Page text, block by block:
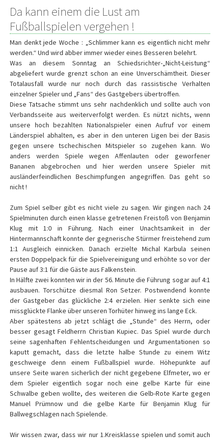
Da kann einem die Lust am
Fußballspielen vergehen !
Man denkt jede Woche : „Schlimmer kann es eigentlich nicht mehr
werden.“ Und wird abber immer wieder eines Besseren belehrt.
Was an diesem Sonntag an Schiedsrichter-„Nicht-Leistung“
abgeliefert wurde grenzt schon an eine Unverschämtheit. Dieser
Totalausfall wurde nur noch durch das rassistische Verhalten
einzelner Spieler und „Fans“ des Gastgebers übertroffen.
Diese Tatsache stimmt uns sehr nachdenklich und sollte auch von
Verbandsseite aus weiterverfolgt werden. Es nützt nichts, wenn
unsere hoch bezahlten Nationalspieler einen Aufruf vor einem
Länderspiel abhalten, es aber in den unteren Ligen bei der Basis
gegen unsere tschechischen Mitspieler so zugehen kann. Wo
anders werden Spiele wegen Affenlauten oder geworfener
Bananen abgebrochen und hier werden unsere Spieler mit
ausländerfeindlichen Beschimpfungen angegriffen. Das geht so
nicht !
Zum Spiel selber gibt es nicht viele zu sagen. Wir gingen nach 24
Spielminuten durch einen klasse getretenen Freistoß von Benjamin
Klug mit 1:0 in Führung. Nach einer Unachtsamkeit in der
Hintermannschaft konnte der gegnerische Stürmer freistehend zum
1:1 Ausgleich einnicken. Danach erzielte Michal Karbula seinen
ersten Doppelpack für die Spielvereinigung und erhöhte so vor der
Pause auf 3:1 für die Gäste aus Falkenstein.
In Hälfte zwei konnten wir in der 56. Minute die Führung sogar auf 4:1
ausbauen. Torschütze diesmal Ron Setzer. Postwendend konnte
der Gastgeber das glückliche 2:4 erzielen. Hier senkte sich eine
missglückte Flanke über unseren Torhüter hinweg ins lange Eck.
Aber spätestens ab jetzt schlägt die „Stunde“ des Herrn, oder
besser gesagt Feldherrn Christian Kupiec. Das Spiel wurde durch
seine sagenhaften Fehlentscheidungen und Argumentationen so
kaputt gemacht, dass die letzte halbe Stunde zu einem Witz
geschweige denn einem Fußballspiel wurde. Höhepunkte auf
unsere Seite waren sicherlich der nicht gegebene Elfmeter, wo er
dem Spieler eigentlich sogar noch eine gelbe Karte für eine
Schwalbe geben wollte, des weiteren die Gelb-Rote Karte gegen
Manuel Prümnow und die gelbe Karte für Benjamin Klug für
Ballwegschlagen nach Spielende.
Wir wissen zwar, dass wir nur 1.Kreisklasse spielen und somit auch